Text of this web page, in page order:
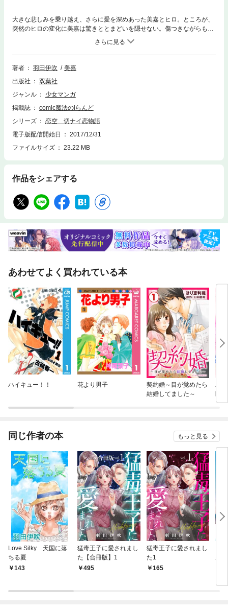
大きな悲しみを乗り越え、さらに愛を深めあった美嘉とヒロ。ところが、
突然のヒロの変化に美嘉は驚きととまどいを隠せない。傷つきながらもヒ
ロを受け入れようとする美嘉だけど…!?
著者 羽田伊吹
美嘉
出版社
双葉社
ジャンル
少女マンガ
掲載誌
comic魔法のiらんど
シリーズ
恋空 切ナイ恋物語
電子版配信開始日
2017/12/31
ファイルサイズ
23.22 MB
作品をシェアする
あわせてよく買われている本
ハイキュー！！ 花より男子
契約婚～目が覚めたら
結婚してました～
旦
に
同じ作者の本 もっと見る
Love Silky 天国に落
ちる夏
143
猛毒王子に愛されまし
た【合冊版】1
495
猛毒王子に愛されまし
た1
165